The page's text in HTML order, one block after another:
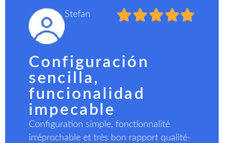
Stefan
Configuración
sencilla,
funcionalidad
impecable
Configuration simple, fonctionnalité
irréprochable et très bon rapport qualité-